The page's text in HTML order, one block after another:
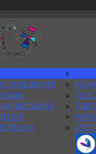
ЗАВЕДЕНИЯ
МОЗАИКА